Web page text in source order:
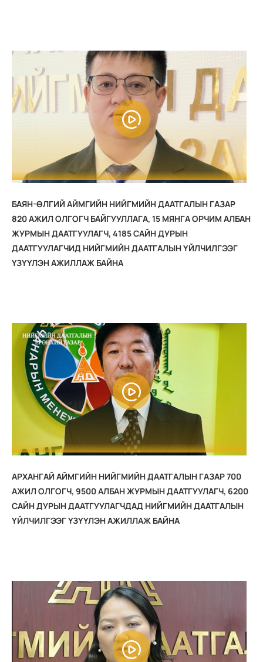
БАЯН-ӨЛГИЙ АЙМГИЙН НИЙГМИЙН ДААТГАЛЫН ГАЗАР
820 АЖИЛ ОЛГОГЧ БАЙГУУЛЛАГА, 15 МЯНГА ОРЧИМ АЛБАН
ЖУРМЫН ДААТГУУЛАГЧ, 4185 САЙН ДУРЫН
ДААТГУУЛАГЧИД НИЙГМИЙН ДААТГАЛЫН ҮЙЛЧИЛГЭЭГ
ҮЗҮҮЛЭН АЖИЛЛАЖ БАЙНА
АРХАНГАЙ АЙМГИЙН НИЙГМИЙН ДААТГАЛЫН ГАЗАР 700
АЖИЛ ОЛГОГЧ, 9500 АЛБАН ЖУРМЫН ДААТГУУЛАГЧ, 6200
САЙН ДУРЫН ДААТГУУЛАГЧДАД НИЙГМИЙН ДААТГАЛЫН
ҮЙЛЧИЛГЭЭГ ҮЗҮҮЛЭН АЖИЛЛАЖ БАЙНА